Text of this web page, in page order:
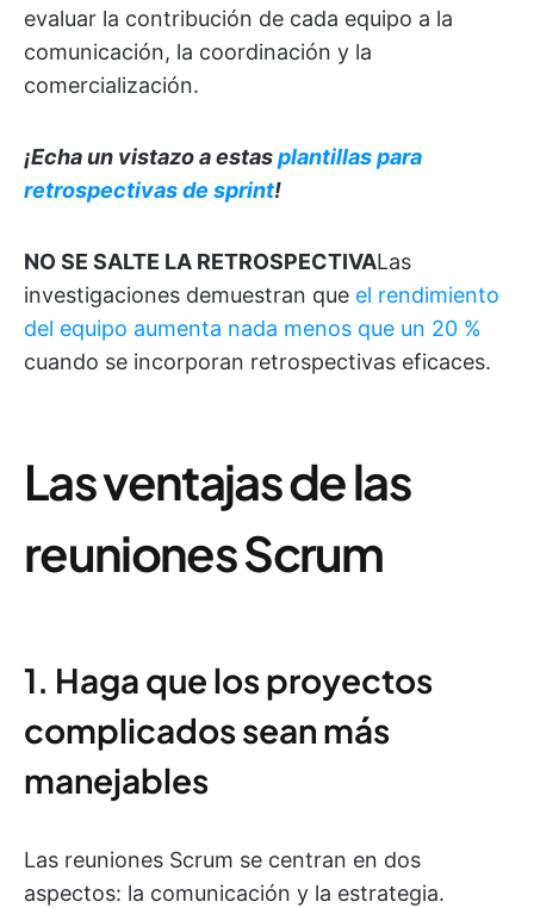
evaluar la contribución de cada equipo a la
comunicación, la coordinación y la
comercialización.
¡Echa un vistazo a estasplantillas para
retrospectivas de sprint!
NO SE SALTE LA RETROSPECTIVALas
investigaciones demuestran que el rendimiento
del equipo aumenta nada menos que un 20 %
cuando se incorporan retrospectivas eficaces.
Las ventajas de las
reuniones Scrum
1. Haga que los proyectos
complicados sean más
manejables
Las reuniones Scrum se centran en dos
aspectos: la comunicación y la estrategia.